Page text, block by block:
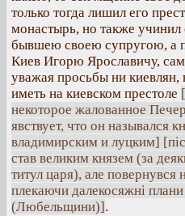
только тогда лишил его
монастырь, но также
бывшею своею супругою, а
Киев Игорю Ярославичу,
уважая просьбы ни
иметь на киевском престоле
некоторое жалованное
явствует, что он назывался
владимирским и луцким]
став великим князем (за
титул царя), але повернувся
плекаючи далекосяжні
(Любельщини)].